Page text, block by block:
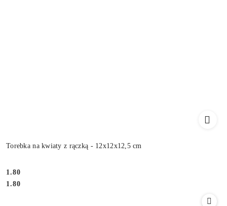
Torebka na kwiaty z rączką - 12x12x12,5 cm
Cena:
1.80
Cena:
1.80